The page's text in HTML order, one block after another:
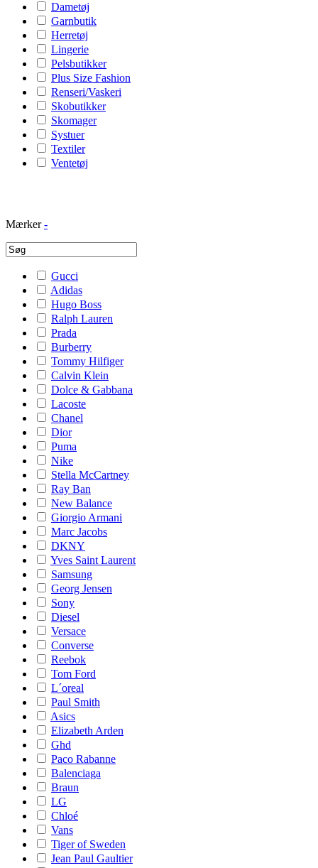
Dametøj
Garnbutik
Herretøj
Lingerie
Pelsbutikker
Plus Size Fashion
Renseri/Vaskeri
Skobutikker
Skomager
Systuer
Textiler
Ventetøj
Mærker -
Gucci
Adidas
Hugo Boss
Ralph Lauren
Prada
Burberry
Tommy Hilfiger
Calvin Klein
Dolce & Gabbana
Lacoste
Chanel
Dior
Puma
Nike
Stella McCartney
Ray Ban
New Balance
Giorgio Armani
Marc Jacobs
DKNY
Yves Saint Laurent
Samsung
Georg Jensen
Sony
Diesel
Versace
Converse
Reebok
Tom Ford
L´oreal
Paul Smith
Asics
Elizabeth Arden
Ghd
Paco Rabanne
Balenciaga
Braun
LG
Chloé
Vans
Tiger of Sweden
Jean Paul Gaultier